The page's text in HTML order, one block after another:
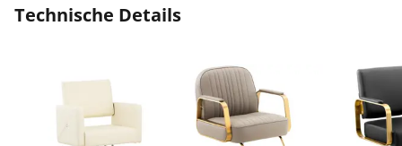
Technische Details